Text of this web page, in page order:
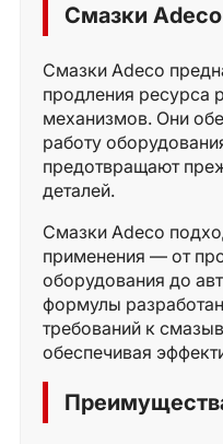
Смазки
Смазки Adeco
продления ресурса
механизмов. Они
работу
предотвращают
деталей.
Смазки Adeco
применения — от
оборудования до
формулы
требований к
обеспечивая